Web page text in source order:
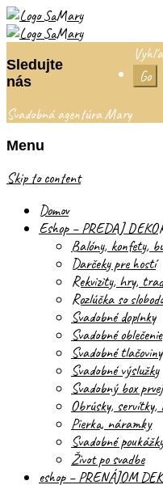
Sledujte
nás
Svadobná agentúra Mary
Menu
Skip to content
Domov
Eshop – PREDAJ
Balóny, konfety,
Darčeky pre hostí
Rekvizity, hry,
Rozlúčka so
Svadobné doplnky
Svadobné oblečenie
Svadobné tlačoviny
Svadobné výslužky
Svadobný box
Obrúsky, servítky,
Pierka, náramky
Svadobné poukážky
Život po svadbe
eshop – PRENÁJOM